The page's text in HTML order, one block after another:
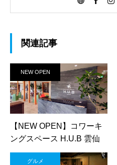
関連記事
NEW OPEN
【NEW OPEN】コワーキ
ングスペース H.U.B 雲仙
グルメ